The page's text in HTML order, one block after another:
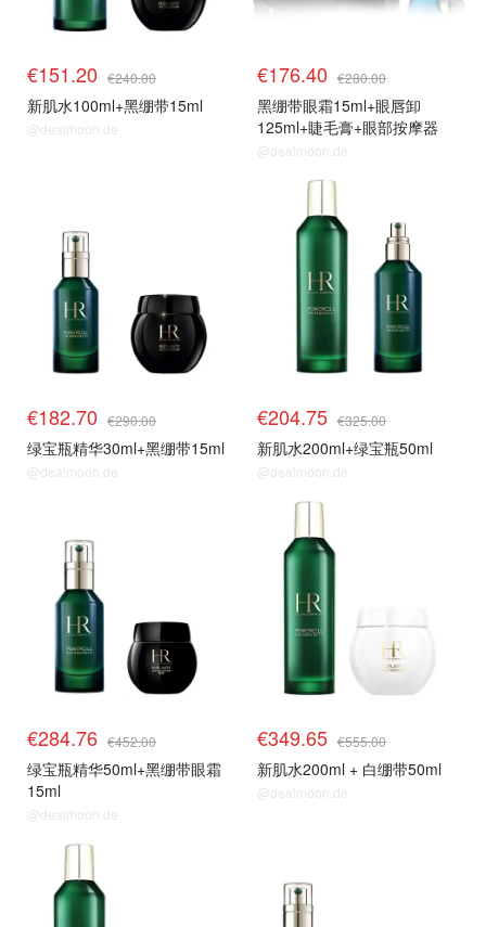
€151.20 €240.00
新肌水100ml+黑绷带15ml
@dealmoon.de
€176.40 €280.00
黑绷带眼霜15ml+眼唇卸
125ml+睫毛膏+眼部按摩器
@dealmoon.de
€182.70 €290.00
绿宝瓶精华30ml+黑绷带15ml
@dealmoon.de
套装63折
€204.75 €325.00
新肌水200ml+绿宝瓶50ml
@dealmoon.de
€284.76 €452.00
绿宝瓶精华50ml+黑绷带眼霜
15ml
@dealmoon.de
€349.65 €555.00
新肌水200ml + 白绷带50ml
@dealmoon.de